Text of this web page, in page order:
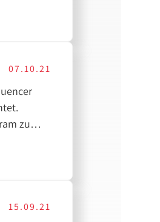
hat die
2025
07.10.21
zu
dem
15.09.21